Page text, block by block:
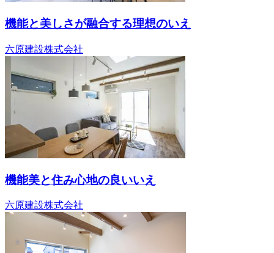
機能と美しさが融合する理想のいえ
六原建設株式会社
機能美と住み心地の良いいえ
六原建設株式会社